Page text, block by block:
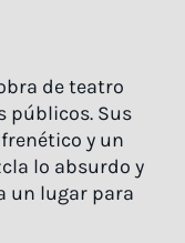
de teatro
públicos. Sus
y un
lo absurdo y
un lugar para